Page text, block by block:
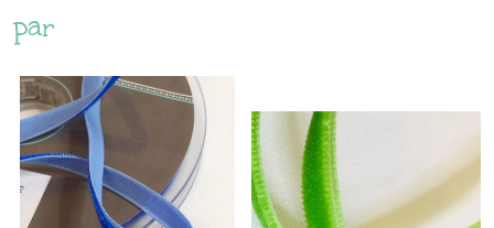
par